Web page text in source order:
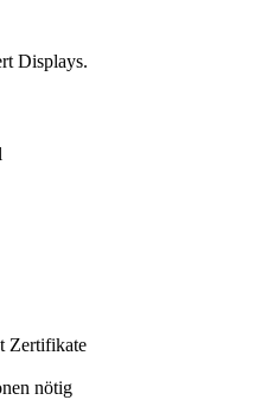
Displays.
Zertifikate
nötig